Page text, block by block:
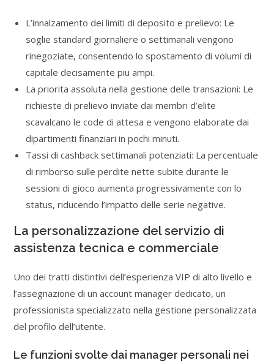
L’innalzamento dei limiti di deposito e prelievo: Le
soglie standard giornaliere o settimanali vengono
rinegoziate, consentendo lo spostamento di volumi di
capitale decisamente piu ampi.
La priorita assoluta nella gestione delle transazioni: Le
richieste di prelievo inviate dai membri d’elite
scavalcano le code di attesa e vengono elaborate dai
dipartimenti finanziari in pochi minuti.
Tassi di cashback settimanali potenziati: La percentuale
di rimborso sulle perdite nette subite durante le
sessioni di gioco aumenta progressivamente con lo
status, riducendo l’impatto delle serie negative.
La personalizzazione del servizio di
assistenza tecnica e commerciale
Uno dei tratti distintivi dell’esperienza VIP di alto livello e
l’assegnazione di un account manager dedicato, un
professionista specializzato nella gestione personalizzata
del profilo dell’utente.
Le funzioni svolte dai manager personali nei